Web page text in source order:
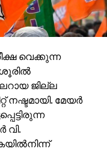
വെക്കുന്ന
ജില്ല
നഷ്ടമായി. മേയർ